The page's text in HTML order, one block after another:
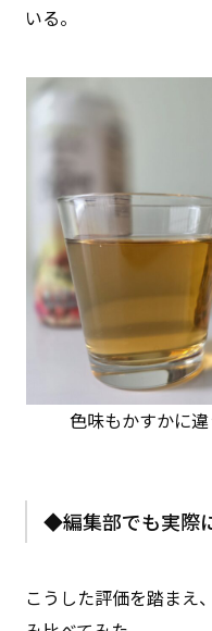
いる。
色味もかすかに
◆編集部でも実際
こうした評価を踏まえ